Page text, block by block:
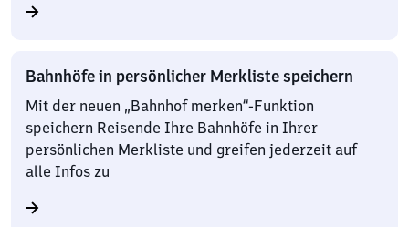
Bahnhöfe in persönlicher Merkliste speichern
Mit der neuen „Bahnhof merken“-Funktion
speichern Reisende Ihre Bahnhöfe in Ihrer
persönlichen Merkliste und greifen jederzeit auf
alle Infos zu